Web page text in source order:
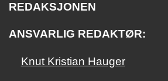
REDAKSJONEN
ANSVARLIG REDAKTØR:
Knut Kristian Hauger